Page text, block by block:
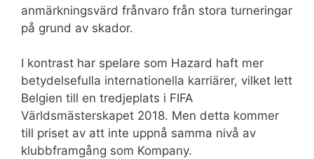
anmärkningsvärd frånvaro från stora turneringar
på grund av skador.
I kontrast har spelare som Hazard haft mer
betydelsefulla internationella karriärer, vilket lett
Belgien till en tredjeplats i FIFA
Världsmästerskapet 2018. Men detta kommer
till priset av att inte uppnå samma nivå av
klubbframgång som Kompany.